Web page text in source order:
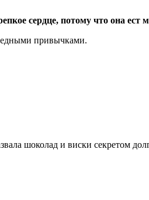
сердце, потому что она
привычками.
шоколад и виски секретом